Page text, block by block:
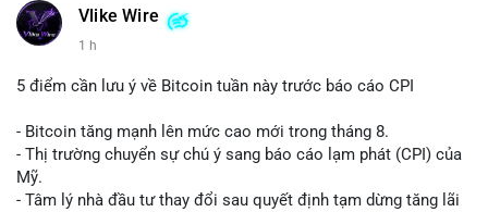
Vlike Wire
1 h
5 điểm cần lưu ý về Bitcoin tuần này trước báo cáo CPI
- Bitcoin tăng mạnh lên mức cao mới trong tháng 8.
- Thị trường chuyển sự chú ý sang báo cáo lạm phát (CPI) của
Mỹ.
- Tâm lý nhà đầu tư thay đổi sau quyết định tạm dừng tăng lãi